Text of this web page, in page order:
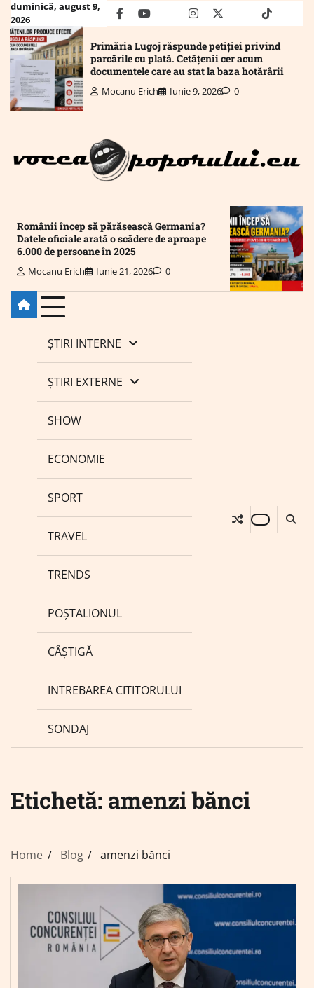
Skip
content
duminică, august 9,
2026
facebookyoutubeMailinstagram
twitter truthtiktok
Primăria Lugoj răspunde petiției privind
parcările cu plată. Cetățenii cer acum
documentele care au stat la baza hotărârii
Mocanu Erich Iunie 9, 2026 0
Românii încep să părăsească Germania?
Datele oficiale arată o scădere de aproape
6.000 de persoane în 2025
Mocanu Erich Iunie 21, 2026 0
ȘTIRI INTERNE
ȘTIRI EXTERNE
SHOW
ECONOMIE
SPORT
TRAVEL
TRENDS
POȘTALIONUL
CÂȘTIGĂ
INTREBAREA CITITORULUI
SONDAJ
Etichetă: amenzi bănci
Home Blog amenzi bănci